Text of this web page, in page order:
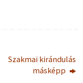
Szakmai kirándulás
másképp